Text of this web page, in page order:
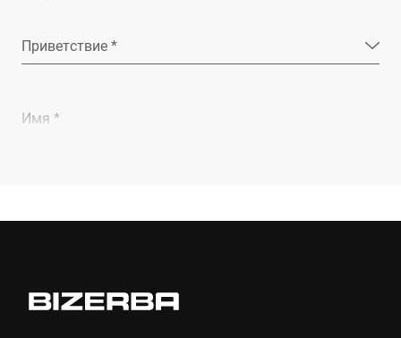
Приветствие *
Имя *